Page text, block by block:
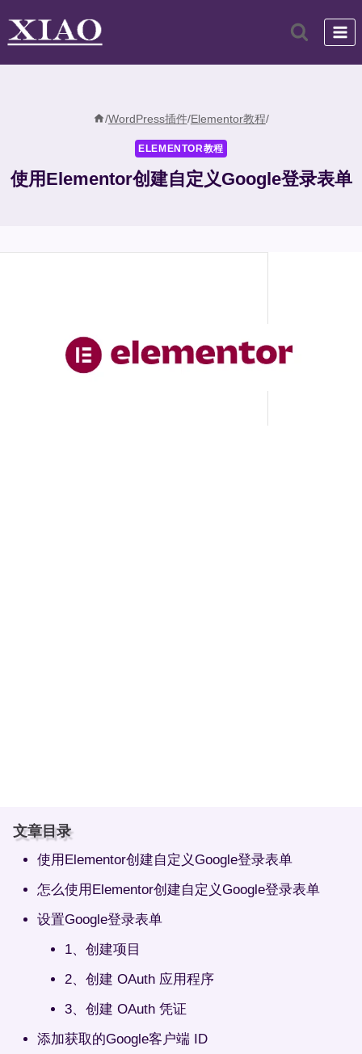
/WordPress插件/Elementor教程/
ELEMENTOR教程
使用Elementor创建自定义Google登录表单
文章目录
使用Elementor创建自定义Google登录表单
怎么使用Elementor创建自定义Google登录表单
设置Google登录表单
1、创建项目
2、创建 OAuth 应用程序
3、创建 OAuth 凭证
添加获取的Google客户端 ID